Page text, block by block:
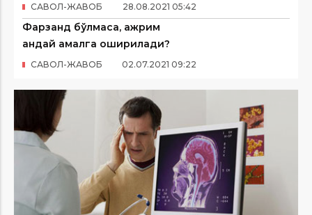
28.08.2021 05:42
САВОЛ-ЖАВОБ
Фарзанд бўлмаса, ажрим
қандай амалга оширилади?
02.07.2021 09:22
САВОЛ-ЖАВОБ